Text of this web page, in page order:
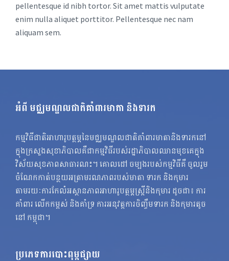
pellentesque id nibh tortor. Sit amet mattis vulputate
enim nulla aliquet porttitor. Pellentesque nec nam
aliquam sem.
អំពី មជ្ឈមណ្ឌលជាតិគាំពារមាតា និងទារក
កម្មវិធីជាតិអាហារូបត្ថម្ភនៃមជ្ឈមណ្ឌលជាតិគាំពារមាតានិងទារកនៅ
ក្នុងក្រសួងសុខាភិបាលគឺជាកម្មវិធីរបស់រដ្ឋាភិបាលឈានមុខគេក្នុង
វិស័យសុខភាពសាធារណះ។ គោលដៅ ចម្បងរបស់កម្មវិធីគឺ ចូលរួម
ចំណែកកាត់បន្ថយអត្រាមរណភាពរបស់មាតា ទារក និងកុមារ
តាមរយៈការកែលំអស្ថានភាពអាហារូបត្ថម្ភស្ត្រីនិងកុមារ ដូចជា៖ ការ
គាំពារ លើកកម្ពស់ និងគាំទ្រ ការអនុវត្តការចិញ្ចឹមទារក និងកុមារតូច
នៅ កម្ពុជា។
ប្រភេទការបោះពុម្ពផ្សាយ